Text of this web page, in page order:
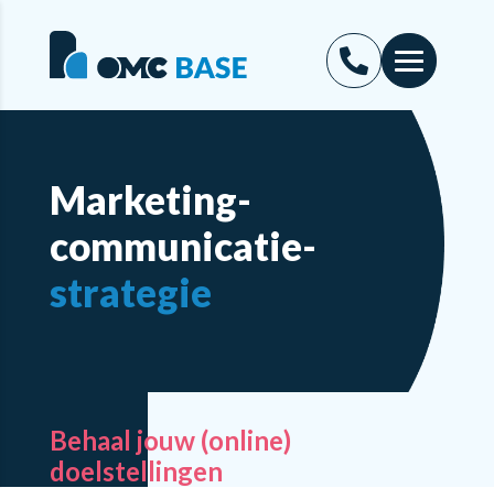
Marketing-
communicatie-
strategie
Behaal jouw (online)
doelstellingen